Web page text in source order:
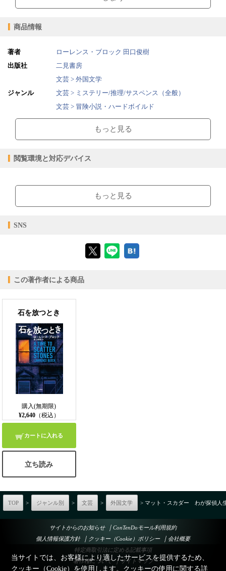
商品情報
著者 ローレンス・ブロック 田口俊樹
出版社
二見書房
ジャンル
文芸 > 外国文学
文芸 > ミステリー/推理/サスペンス（全般）
文芸 > 冒険小説・ハードボイルド
販売開始日
2025/04/01
【販売形態】
もっと見る
閲覧環境と対応デバイス
ブラウザビューア・PC版ConTenDoビューア・モバイルビューア
【対応デバイス】
【PC版ConTenDoビューア】
【モバイルビューア】
もっと見る
SNS
この著作者による商品
石を放つとき
購入(無期限)
¥2,640（税込）
カートに入れる
立ち読み
TOP > ジャンル別 > 文芸 > 外国文学 > マット・スカダー わが探偵人
サイトからのお知らせ ｜ ConTenDoモール利用規約
個人情報保護方針
｜ クッキー（Cookie）ポリシー ｜ 会社概要
特定商取引法に定める記載事項
著作権について ｜サイトマップ
当サイトでは、お客様により適したサービスを提供するため、
クッキー（Cookie）を使用します。クッキーの使用に関する詳